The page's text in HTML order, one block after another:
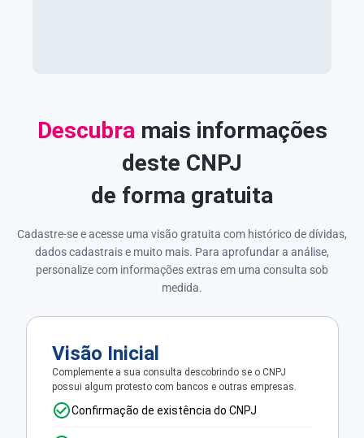
Descubra mais informações
deste CNPJ
de forma gratuita
Cadastre-se e acesse uma visão gratuita com histórico de dívidas,
dados cadastrais e muito mais. Para aprofundar a análise,
personalize com informações extras em uma consulta sob
medida.
Visão Inicial
Complemente a sua consulta descobrindo se o CNPJ
possui algum protesto com bancos e outras empresas.
Confirmação de existência do CNPJ